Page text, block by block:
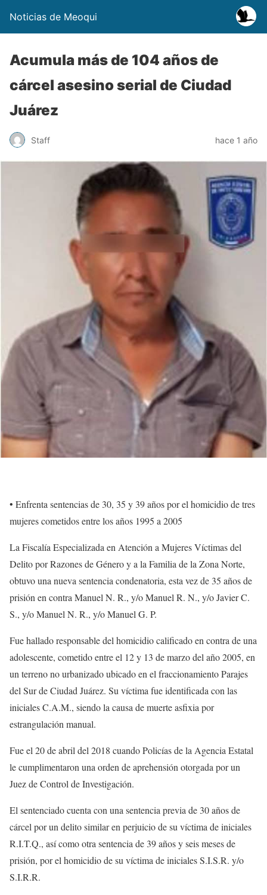
Noticias de Meoqui
Acumula más de 104 años de
cárcel asesino serial de Ciudad
Juárez
Staff hace 1 año
• Enfrenta sentencias de 30, 35 y 39 años por el homicidio de tres
mujeres cometidos entre los años 1995 a 2005
La Fiscalía Especializada en Atención a Mujeres Víctimas del
Delito por Razones de Género y a la Familia de la Zona Norte,
obtuvo una nueva sentencia condenatoria, esta vez de 35 años de
prisión en contra Manuel N. R., y/o Manuel R. N., y/o Javier C.
S., y/o Manuel N. R., y/o Manuel G. P.
Fue hallado responsable del homicidio calificado en contra de una
adolescente, cometido entre el 12 y 13 de marzo del año 2005, en
un terreno no urbanizado ubicado en el fraccionamiento Parajes
del Sur de Ciudad Juárez. Su víctima fue identificada con las
iniciales C.A.M., siendo la causa de muerte asfixia por
estrangulación manual.
Fue el 20 de abril del 2018 cuando Policías de la Agencia Estatal
le cumplimentaron una orden de aprehensión otorgada por un
Juez de Control de Investigación.
El sentenciado cuenta con una sentencia previa de 30 años de
cárcel por un delito similar en perjuicio de su víctima de iniciales
R.I.T.Q., así como otra sentencia de 39 años y seis meses de
prisión, por el homicidio de su víctima de iniciales S.I.S.R. y/o
S.I.R.R.